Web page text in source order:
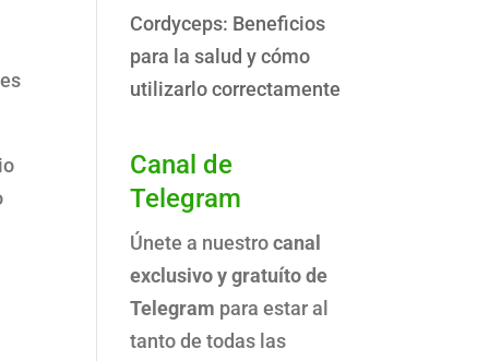
Cordyceps: Beneficios
para la salud y cómo
utilizarlo correctamente
Canal de
Telegram
Únete a nuestrocanal
exclusivo y gratuíto de
Telegram para estar al
tanto de todas las